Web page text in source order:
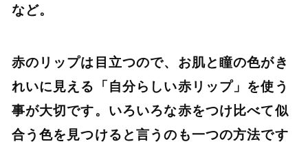
など。
赤のリップは目立つので、お肌と瞳の色がき
れいに見える「自分らしい赤リップ」を使う
事が大切です。いろいろな赤をつけ比べて似
合う色を見つけると言うのも一つの方法です